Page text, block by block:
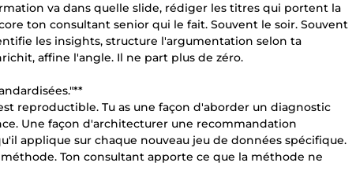
va dans quelle slide, rédiger les titres qui portent la
ton consultant senior qui le fait. Souvent le soir. Souvent
les insights, structure l'argumentation selon ta
affine l'angle. Il ne part plus de zéro.
reproductible. Tu as une façon d'aborder un diagnostic
Une façon d'architecturer une recommandation
applique sur chaque nouveau jeu de données spécifique.
Ton consultant apporte ce que la méthode ne